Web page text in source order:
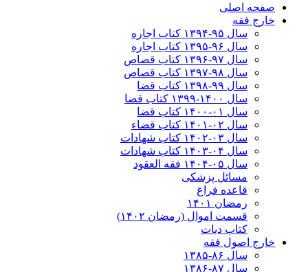
صفحه اصلی
خارج فقه
سال ۹۵-۱۳۹۴ کتاب اجاره
سال ۹۶-۱۳۹۵ کتاب اجاره
سال ۹۷-۱۳۹۶ کتاب قصاص
سال ۹۸-۱۳۹۷ کتاب قصاص
سال ۹۹-۱۳۹۸‍ کتاب قضا
سال ۱۴۰۰-۱۳۹۹ کتاب قضا
سال ۰۱-۱۴۰۰ کتاب قضا
سال ۰۲-۱۴۰۱ کتاب قضاء
سال ۰۳-۱۴۰۲ کتاب شهادات
سال ۰۴-۱۴۰۳ کتاب شهادات
سال ۰۵-۱۴۰۴ فقه العقود
مسائل پزشکی
قاعده فراغ
رمضان ۱۴۰۱
قسمت اموال (رمضان ۱۴۰۲)
کتاب دیات
خارج اصول فقه
سال ۸۶-۱۳۸۵
سال ۸۷-۱۳۸۶